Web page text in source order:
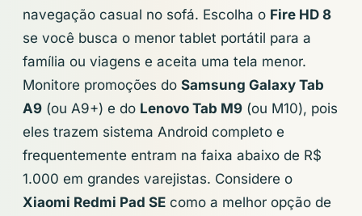
navegação casual no sofá. Escolha o Fire HD 8
se você busca o menor tablet portátil para a
família ou viagens e aceita uma tela menor.
Monitore promoções do Samsung Galaxy Tab
A9 (ou A9+) e do Lenovo Tab M9 (ou M10), pois
eles trazem sistema Android completo e
frequentemente entram na faixa abaixo de R$
1.000 em grandes varejistas. Considere o
Xiaomi Redmi Pad SE como a melhor opção de